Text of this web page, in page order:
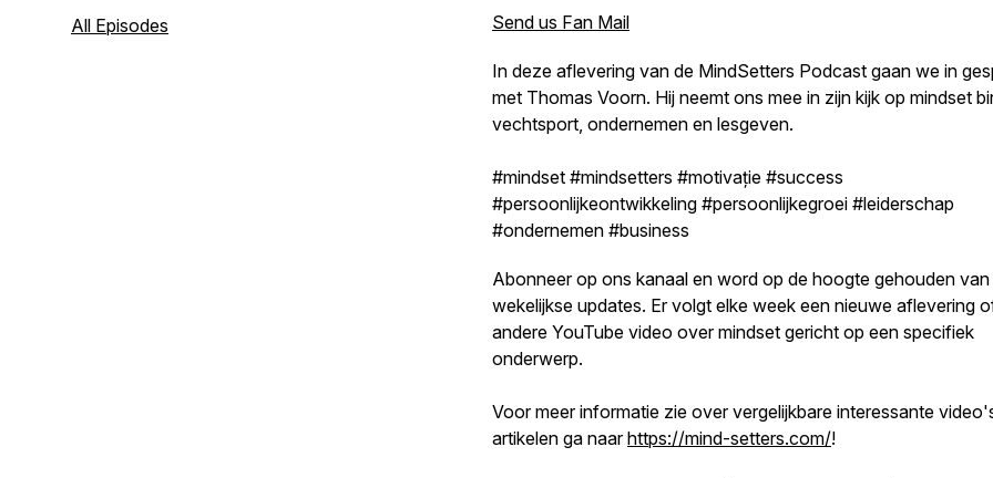
die nodig is geweest om te komen waar
All Episodes Send us Fan Mail
In deze aflevering van de MindSetters Podcast gaan we in
met Thomas Voorn. Hij neemt ons mee in zijn kijk op mindset
vechtsport, ondernemen en lesgeven.
#mindset #mindsetters #motivație #success
#persoonlijkeontwikkeling #persoonlijkegroei #leiderschap
#ondernemen #business
Abonneer op ons kanaal en word op de hoogte gehouden van
wekelijkse updates. Er volgt elke week een nieuwe aflevering
andere YouTube video over mindset gericht op een specifiek
onderwerp.
Voor meer informatie zie over vergelijkbare interessante
artikelen ga naarhttps://mind-setters.com/!